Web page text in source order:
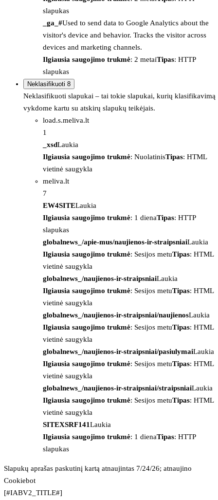
slapukas
_ga_#Used to send data to Google Analytics about the
visitor's device and behavior. Tracks the visitor across
devices and marketing channels.
Ilgiausia saugojimo trukmė: 2 metaiTipas: HTTP
slapukas
Neklasifikuoti 8
Neklasifikuoti slapukai – tai tokie slapukai, kurių klasifikavimą
vykdome kartu su atskirų slapukų teikėjais.
load.s.meliva.lt
1
_xsdLaukia
Ilgiausia saugojimo trukmė: NuolatinisTipas: HTML
vietinė saugykla
meliva.lt
7
EW4SITELaukia
Ilgiausia saugojimo trukmė: 1 dienaTipas: HTTP
slapukas
globalnews_/apie-mus/naujienos-ir-straipsniaiLaukia
Ilgiausia saugojimo trukmė: Sesijos metuTipas: HTML
vietinė saugykla
globalnews_/naujienos-ir-straipsniaiLaukia
Ilgiausia saugojimo trukmė: Sesijos metuTipas: HTML
vietinė saugykla
globalnews_/naujienos-ir-straipsniai/naujienosLaukia
Ilgiausia saugojimo trukmė: Sesijos metuTipas: HTML
vietinė saugykla
globalnews_/naujienos-ir-straipsniai/pasiulymaiLaukia
Ilgiausia saugojimo trukmė: Sesijos metuTipas: HTML
vietinė saugykla
globalnews_/naujienos-ir-straipsniai/straipsniaiLaukia
Ilgiausia saugojimo trukmė: Sesijos metuTipas: HTML
vietinė saugykla
SITEXSRF141Laukia
Ilgiausia saugojimo trukmė: 1 dienaTipas: HTTP
slapukas
Slapukų aprašas paskutinį kartą atnaujintas 7/24/26; atnaujino
Cookiebot
[#IABV2_TITLE#]